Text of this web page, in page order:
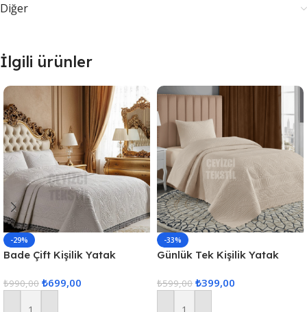
Diğer
İlgili ürünler
-29%
Bade Çift Kişilik Yatak
₺990,00 ₺699,00
-33%
Günlük Tek Kişilik Yatak
Kapitone Yatak Örtüsü –
₺599,00 ₺399,00